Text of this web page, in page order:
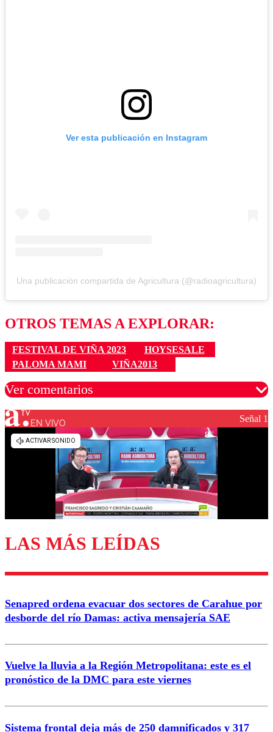
Ver esta publicación en Instagram
Una publicación compartida de Agricultura (@radioagricultura)
OTROS TEMAS A EXPLORAR:
FESTIVAL DE VIÑA 2023
HOYSESALE
PALOMA MAMI
VIÑA2013
Ver comentarios
Los comentarios son moderados para garantizar un
diálogo respetuoso.
Enviar comentario
EN VIVO Señal 1
LAS MÁS LEÍDAS
Senapred ordena evacuar dos sectores de Carahue por
desborde del río Damas: activa mensajería SAE
Vuelve la lluvia a la Región Metropolitana: este es el
pronóstico de la DMC para este viernes
Sistema frontal deja más de 250 damnificados y 317